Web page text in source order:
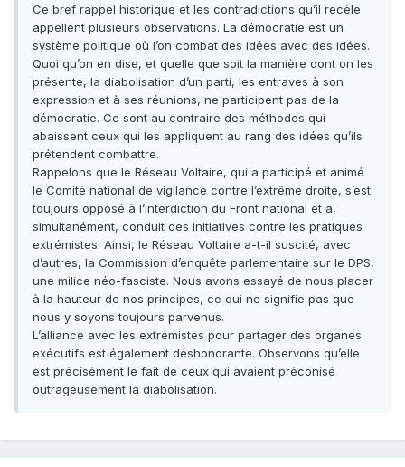
Ce bref rappel historique et les contradictions qu’il recèle
appellent plusieurs observations. La démocratie est un
système politique où l’on combat des idées avec des idées.
Quoi qu’on en dise, et quelle que soit la manière dont on les
présente, la diabolisation d’un parti, les entraves à son
expression et à ses réunions, ne participent pas de la
démocratie. Ce sont au contraire des méthodes qui
abaissent ceux qui les appliquent au rang des idées qu’ils
prétendent combattre.
Rappelons que le Réseau Voltaire, qui a participé et animé
le Comité national de vigilance contre l’extrême droite, s’est
toujours opposé à l’interdiction du Front national et a,
simultanément, conduit des initiatives contre les pratiques
extrémistes. Ainsi, le Réseau Voltaire a-t-il suscité, avec
d’autres, la Commission d’enquête parlementaire sur le DPS,
une milice néo-fasciste. Nous avons essayé de nous placer
à la hauteur de nos principes, ce qui ne signifie pas que
nous y soyons toujours parvenus.
L’alliance avec les extrémistes pour partager des organes
exécutifs est également déshonorante. Observons qu’elle
est précisément le fait de ceux qui avaient préconisé
outrageusement la diabolisation.